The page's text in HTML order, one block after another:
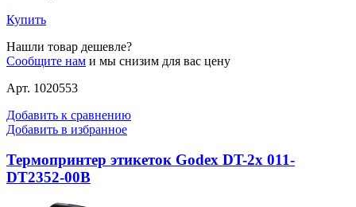
Купить
Нашли товар дешевле?
Сообщите нам и мы снизим для вас цену
Арт. 1020553
Добавить к сравнению
Добавить в избранное
Термопринтер этикеток Godex DT-2x 011-
DT2352-00B